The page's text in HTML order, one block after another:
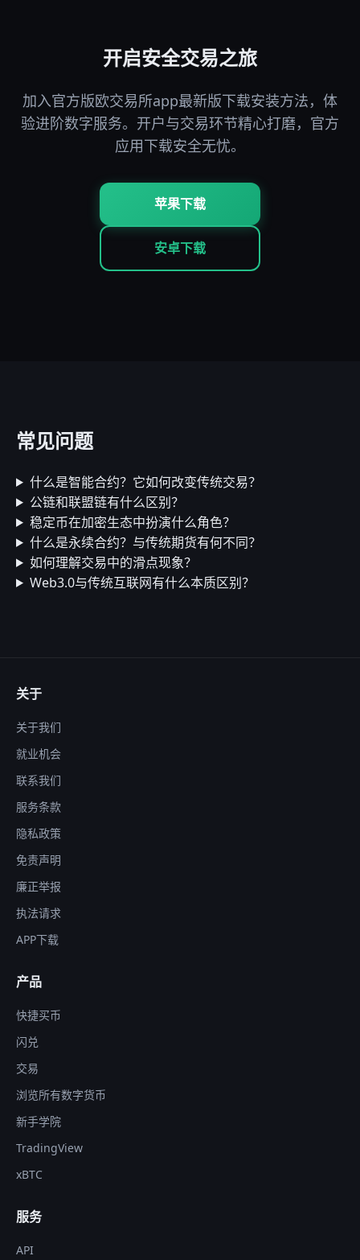
开启安全交易之旅
加入官方版欧交易所app最新版下载安装方法，体
验进阶数字服务。开户与交易环节精心打磨，官方
应用下载安全无忧。
苹果下载
安卓下载
常见问题
什么是智能合约？它如何改变传统交易？
公链和联盟链有什么区别？
稳定币在加密生态中扮演什么角色？
什么是永续合约？与传统期货有何不同？
如何理解交易中的滑点现象？
Web3.0与传统互联网有什么本质区别？
关于
关于我们
就业机会
联系我们
服务条款
隐私政策
免责声明
廉正举报
执法请求
APP下载
产品
快捷买币
闪兑
交易
浏览所有数字货币
新手学院
TradingView
xBTC
服务
API